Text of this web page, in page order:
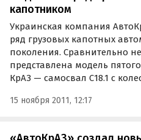
капотником
Украинская компания
ряд грузовых капотных
поколения. Сравнительно
представлена модель
КрАЗ — самосвал С18.1 с
15 ноября 2011, 12:17